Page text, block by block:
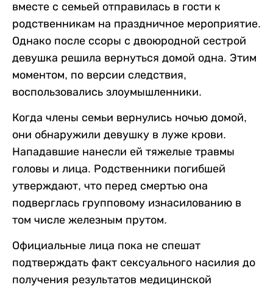
вместе с семьей отправилась в гости к
родственникам на праздничное мероприятие.
Однако после ссоры с двоюродной сестрой
девушка решила вернуться домой одна. Этим
моментом, по версии следствия,
воспользовались злоумышленники.
Когда члены семьи вернулись ночью домой,
они обнаружили девушку в луже крови.
Нападавшие нанесли ей тяжелые травмы
головы и лица. Родственники погибшей
утверждают, что перед смертью она
подверглась групповому изнасилованию в
том числе железным прутом.
Официальные лица пока не спешат
подтверждать факт сексуального насилия до
получения результатов медицинской